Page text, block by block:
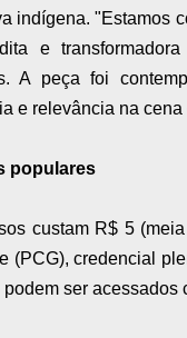
indígena. "Estamos
e
A peça foi
e relevância na
populares
custam R$ 5
(PCG), credencial
podem ser